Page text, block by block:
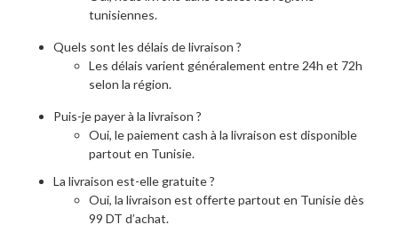
tunisiennes.
Quels sont les délais de livraison ?
Les délais varient généralement entre 24h et 72h
selon la région.
Puis-je payer à la livraison ?
Oui, le paiement cash à la livraison est disponible
partout en Tunisie.
La livraison est-elle gratuite ?
Oui, la livraison est offerte partout en Tunisie dès
99 DT d’achat.